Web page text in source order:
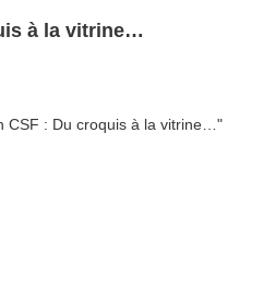
à la vitrine…